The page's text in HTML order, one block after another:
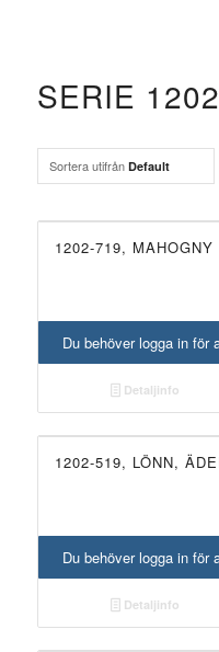
SERIE 1202
Sortera utifrån Default
1202-719,
Du behöver logga in för
Detaljinfo
1202-519, LÖNN,
Du behöver logga in för
Detaljinfo